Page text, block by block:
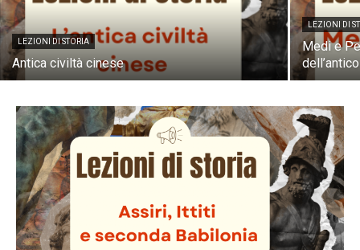
LEZIONI DI STORIA
Antica civiltà cinese
LEZIONI DI
Medi e